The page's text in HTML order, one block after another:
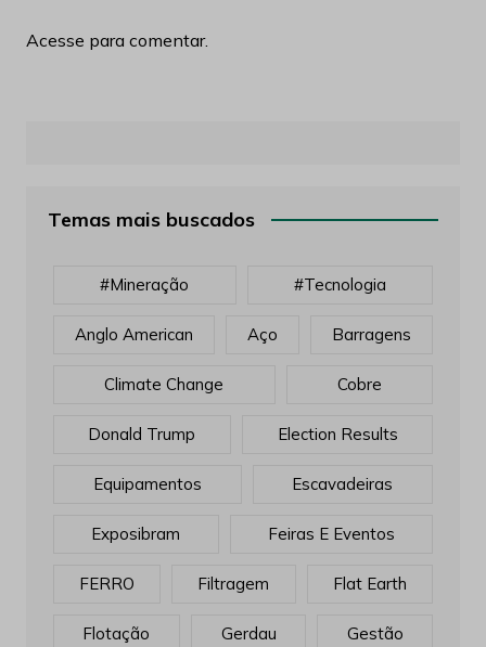
Acesse para comentar.
Temas mais buscados
#mineração #tecnologia
Anglo American Aço Barragens
Climate Change Cobre
Donald Trump Election Results
Equipamentos Escavadeiras
Exposibram Feiras E Eventos
FERRO Filtragem Flat Earth
Flotação Gerdau Gestão